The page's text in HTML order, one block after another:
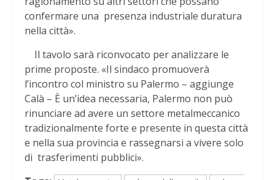
confermare una presenza industriale duratura
nella città».
Il tavolo sarà riconvocato per analizzare le
prime proposte. «Il sindaco promuoverà
l’incontro col ministro su Palermo – aggiunge
Calà – È un’idea necessaria, Palermo non può
rinunciare ad avere un settore metalmeccanico
tradizionalmente forte e presente in questa città
e nella sua provincia e rassegnarsi a vivere solo
di trasferimenti pubblici».